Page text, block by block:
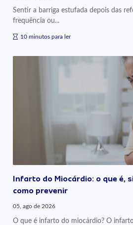
Sentir a barriga estufada depois das
frequência ou...
10 minutos para ler
Infarto do Miocárdio: o que é,
como prevenir
05, ago de 2026
O que é infarto do miocárdio? O